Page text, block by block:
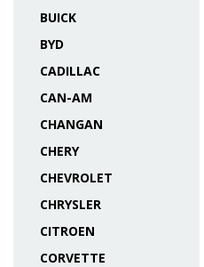
BUICK
BYD
CADILLAC
CAN-AM
CHANGAN
CHERY
CHEVROLET
CHRYSLER
CITROEN
CORVETTE